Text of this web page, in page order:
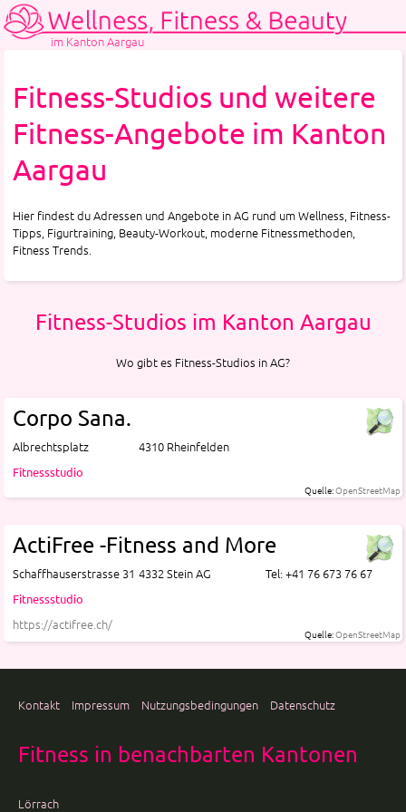
im Kanton Aargau
Fitness-Studios und weitere
Fitness-Angebote im Kanton
Aargau
Hier findest du Adressen und Angebote in AG rund um Wellness, Fitness-
Tipps, Figurtraining, Beauty-Workout, moderne Fitnessmethoden,
Fitness Trends.
Fitness-Studios im Kanton Aargau
Wo gibt es Fitness-Studios in AG?
Corpo Sana.
Albrechtsplatz 4310 Rheinfelden
Fitnessstudio
Quelle:OpenStreetMap
ActiFree -Fitness and More
Schaffhauserstrasse 31 4332 Stein AG Tel: +41 76 673 76 67
Fitnessstudio
https://actifree.ch/
Quelle:OpenStreetMap
Kontakt Impressum Nutzungsbedingungen Datenschutz
Fitness in benachbarten Kantonen
Lörrach